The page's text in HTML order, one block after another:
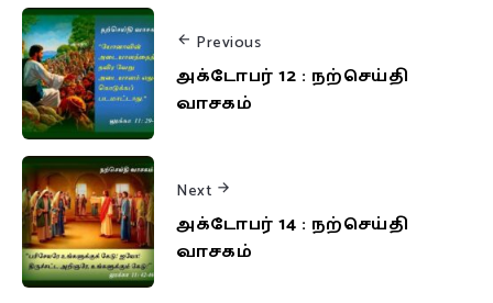
Previous
அக்டோபர் 12 : நற்செய்தி
வாசகம்
Next
அக்டோபர் 14 : நற்செய்தி
வாசகம்